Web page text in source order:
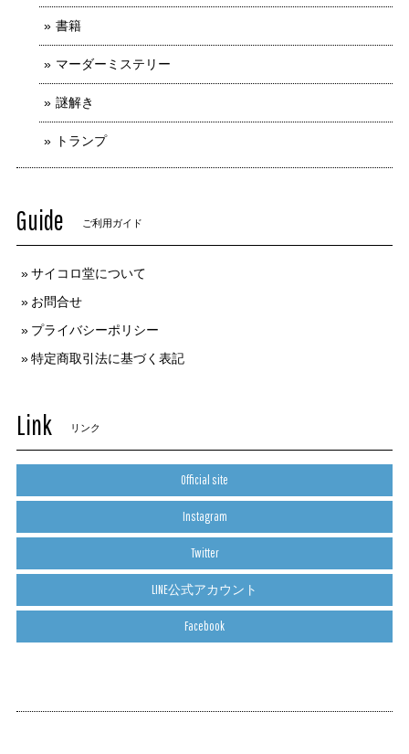
書籍
マーダーミステリー
謎解き
トランプ
Guide ご利用ガイド
サイコロ堂について
お問合せ
プライバシーポリシー
特定商取引法に基づく表記
Link リンク
Official site
Instagram
Twitter
LINE公式アカウント
Facebook